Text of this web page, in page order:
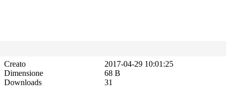
Creato
Dimensione
Downloads
2017-04-29 10:01:25
68 B
31